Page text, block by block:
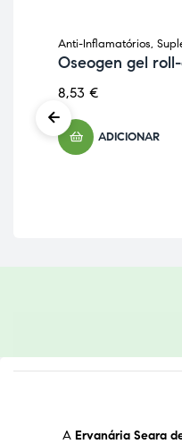
Anti-Inflamatórios,
Oseogen gel
8,53 €
ADICIONAR
A Ervanária Seara